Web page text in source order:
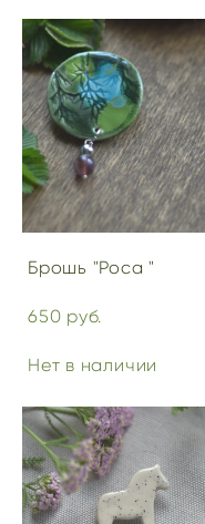
Брошь "Роса "
650 pуб.
Нет в наличии